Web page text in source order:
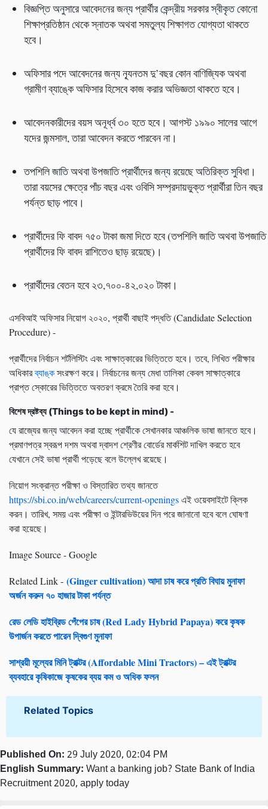
বিজ্ঞপ্তি অনুসারে আবেদনের জন্য প্রার্থীর কেন্দ্রীয় সরকার স্বীকৃত কোনো
শিক্ষাপ্রতিষ্ঠান থেকে স্নাতক অথবা সমতুল্য শিক্ষাগত যোগ্যতা থাকতে
হবে।
অফিসার পদে আবেদনের জন্য ন্যূনতম দু’বছর কোন বাণিজ্যিক অথবা
গ্রামীণ ব্যাঙ্কে অফিসার হিসেবে কাজ করার অভিজ্ঞতা থাকতে হবে।
আবেদনকারীদের বয়স অনূর্ধ্ব ৩০ হতে হবে। আগস্ট ১৯৯০ সালের আগে
যদের জন্মসাল, তারা আবেদন করতে পারবেন না।
তপশিলি জাতি অথবা উপজাতি প্রার্থীদের জন্য রয়েছে অতিরিক্ত সুবিধা।
তারা বয়সের ক্ষেত্রে পাঁচ বছর এবং ওবিসি সম্প্রদায়ভুক্ত প্রার্থীরা তিন বছর
পর্যন্ত ছাড় পাবে।
প্রার্থীদের ফি বাবদ ৭৫০ টাকা জমা দিতে হবে (তপশিলি জাতি অথবা উপজাতি
প্রার্থীদের ফি বাবদ রাশিতেও ছাড় রয়েছে)।
প্রার্থীদের বেতন হবে ২৩,৭০০-৪২,০২০ টাকা।
এসবিআই অফিসার নিয়োগ ২০২০, প্রার্থী বাছাই পদ্ধতি (Candidate Selection
Procedure) -
প্রার্থীদের নির্বাচন শর্টলিস্টিং এবং সাক্ষাত্কারের ভিত্তিতে হবে। তবে, লিখিত পরীক্ষার
অধিকারব্যাঙ্কসংরক্ষণ করে। নির্বাচনের জন্য মেধা তালিকা কেবল সাক্ষাত্কারে
প্রাপ্ত স্কোরের ভিত্তিতে অবতরণ ক্রমে তৈরি করা হবে।
বিশেষ দ্রষ্টব্য (Things to be kept in mind) -
যে রাজ্যের জন্য আবেদন করা হচ্ছে প্রার্থীকে সেখানকার আঞ্চলিক ভাষা জানতে হবে।
প্রমাণপত্র স্বরূপ দশম অথবা দ্বাদশ শ্রেণীর বোর্ডের মার্কশিট দাখিল করতে হবে
যেখানে সেই ভাষা প্রার্থী পড়েছে বলে উল্লেখ রয়েছে।
নিয়োগ সংক্রান্ত পরীক্ষা ও বিস্তারিত তথ্য জানতে
https://sbi.co.in/web/careers/current-openingsএই ওয়েবসাইটে ক্লিক
করন। তারিখ, সময় এবং পরীক্ষা ও ইন্টারভিউয়ের দিন পরে জানানো হবে বলে ঘোষণা
করা হয়েছে।
Image Source - Google
Related Link - (Ginger cultivation) আদা চাষ করে প্রতি বিঘায় মুনাফা
অর্জন করুন ৭০ হাজার টাকা পর্যন্ত
রেড লেডি হাইব্রিড পেঁপের চাষ (Red Lady Hybrid Papaya) করে কৃষক
উপার্জন করতে পারেন দ্বিগুণ মুনাফা
সাশ্রয়ী মূল্যের মিনি ট্রাক্টর (Affordable Mini Tractors) – এই ট্রাক্টর
ব্যবহারে কৃষিকাজে কৃষকের ব্যয় কম ও অধিক ফলন
Related Topics
Published On: 29 July 2020, 02:04 PM
English Summary: Want a banking job? State Bank of India
Recruitment 2020, apply today